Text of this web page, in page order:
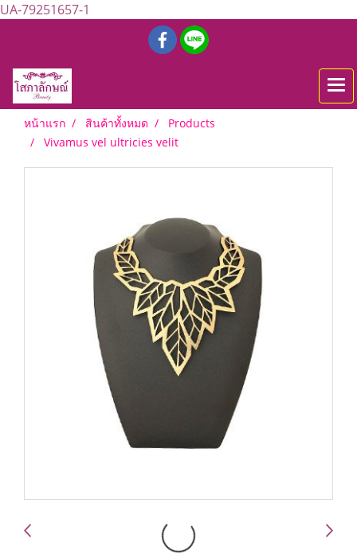
UA-79251657-1
หน้าแรก สินค้าทั้งหมด
Products
Vivamus vel ultricies velit